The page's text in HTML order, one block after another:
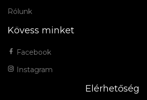
Rólunk
Kövess minket
Facebook
Instagram
Elérhetőség